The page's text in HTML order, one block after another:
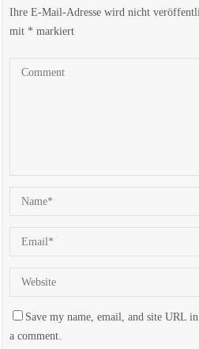
Ihre E-Mail-Adresse wird nicht
mit * markiert
Save my name, email, and site URL
a comment.